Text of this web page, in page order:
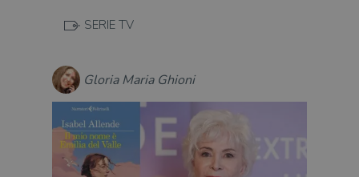
SERIE TV
Gloria Maria Ghioni